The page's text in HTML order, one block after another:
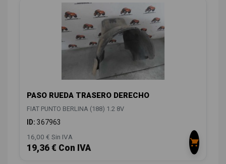
PASO RUEDA TRASERO DERECHO
FIAT PUNTO BERLINA (188) 1.2 8V
ID: 367963
16,00 € Sin IVA
19,36 € Con IVA